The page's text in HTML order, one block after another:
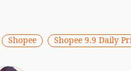
Shopee Shopee 9.9 Daily